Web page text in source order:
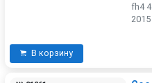
fh4
2015
В корзину